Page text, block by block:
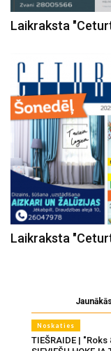
Laikraksta
Laikraksta
Jaunākās
Noskaties
TIEŠRAIDE |